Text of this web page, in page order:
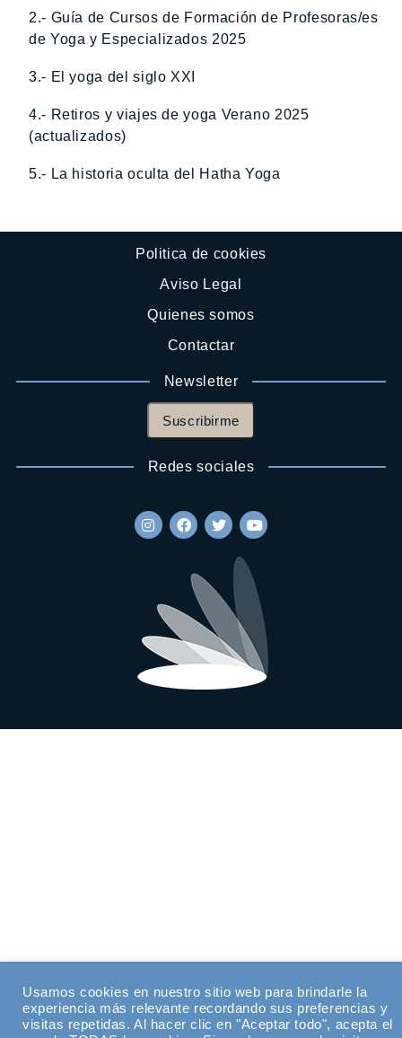
2.- Guía de Cursos de Formación de Profesoras/es
de Yoga y Especializados 2025
3.- El yoga del siglo XXI
4.- Retiros y viajes de yoga Verano 2025
(actualizados)
5.- La historia oculta del Hatha Yoga
Politica de cookies
Aviso Legal
Quienes somos
Contactar
Newsletter
Suscribirme
Redes sociales
Usamos cookies en nuestro sitio web para brindarle la
experiencia más relevante recordando sus preferencias y
visitas repetidas. Al hacer clic en "Aceptar todo", acepta el